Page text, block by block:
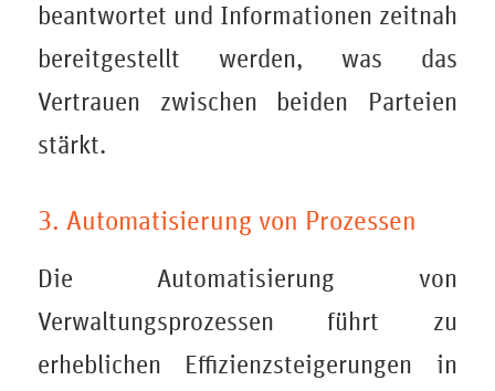
beantwortet und Informationen zeitnah
bereitgestellt werden, was das
Vertrauen zwischen beiden Parteien
stärkt.
3. Automatisierung von Prozessen
Die Automatisierung von
Verwaltungsprozessen führt zu
erheblichen Effizienzsteigerungen in